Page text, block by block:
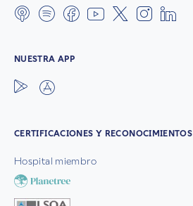
NUESTRA APP
CERTIFICACIONES Y RECONOCIMIENTOS
Hospital miembro